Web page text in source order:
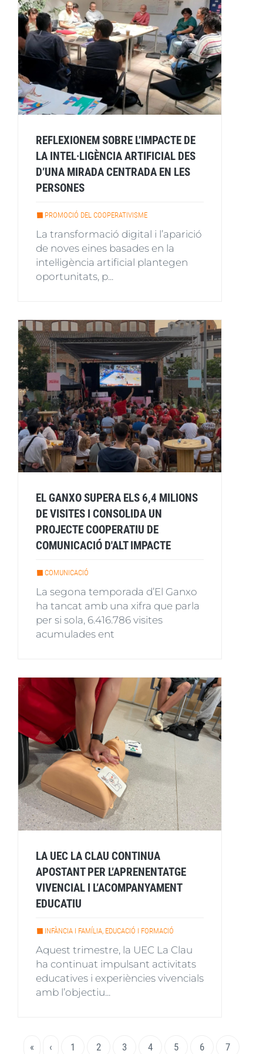
REFLEXIONEM SOBRE L’IMPACTE DE
LA INTEL·LIGÈNCIA ARTIFICIAL DES
D’UNA MIRADA CENTRADA EN LES
PERSONES
PROMOCIÓ DEL COOPERATIVISME
La transformació digital i l’aparició
de noves eines basades en la
intel·ligència artificial plantegen
oportunitats, p...
EL GANXO SUPERA ELS 6,4 MILIONS
DE VISITES I CONSOLIDA UN
PROJECTE COOPERATIU DE
COMUNICACIÓ D'ALT IMPACTE
COMUNICACIÓ
La segona temporada d’El Ganxo
ha tancat amb una xifra que parla
per si sola, 6.416.786 visites
acumulades ent
LA UEC LA CLAU CONTINUA
APOSTANT PER L’APRENENTATGE
VIVENCIAL I L’ACOMPANYAMENT
EDUCATIU
INFÀNCIA I FAMÍLIA, EDUCACIÓ I FORMACIÓ
Aquest trimestre, la UEC La Clau
ha continuat impulsant activitats
educatives i experiències vivencials
amb l’objectiu...
Paginació
Primera
«
Pàgina
‹ Page
1 Page
2 Page
3 Page
4
Pàgina
5 Page
6 Page
7